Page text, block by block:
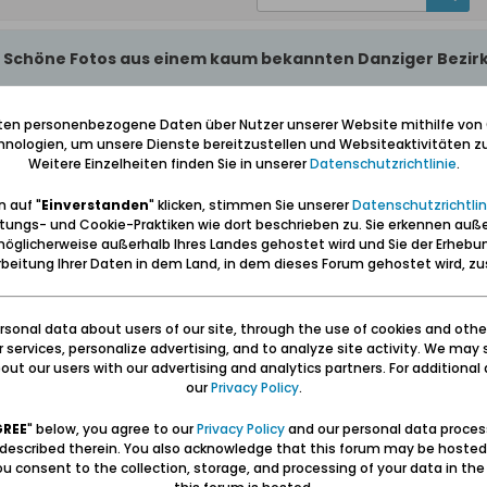
Fotos aus einem kaum bekannten Danziger
liegt der im Forum kaum bekannte Stadtbezirk (Stadtteil) Kokoszki
https://pl.wikipedia.org/wiki/Kokoszki_(Gda%C5%84sk)
>
https://de.wikipedia.org/wiki/Kokoszki_(Gda%C5%84sk)
(dt. Google-Übersetzung der polnischen Wikipedia-Seite):
,
nach links orientieren): >http://mapa.gdansk.gda.pl/ipg/app/
Fotowettbewerb, bei dem Fotos zum Thema Kokoszki bewertet
verlinkte gdansk.pl-Artikel von heute und zeigt dazu die 7 besten
Koko...szczan,a,96546(polnisch),
transla...-text=&act=url(deutsch).
personenbezogene Daten über Nutzer unserer Website mithilfe von
um unsere Dienste bereitzustellen und Websiteaktivitäten
Weitere Einzelheiten finden Sie in unsererDatenschutzrichtlinie.
auf "Einverstanden" klicken, stimmen Sie unserer
und Cookie-Praktiken wie dort beschrieben zu. Sie erkennen
außerhalb Ihres Landes gehostet wird und Sie der
Ihrer Daten in dem Land, in dem dieses Forum gehostet wird,
data about users of our site, through the use of cookies and
services, personalize advertising, and to analyze site activity. We may
our users with our advertising and analytics partners. For additional
ourPrivacy Policy.
" below, you agree to ourPrivacy Policyand our personal data
therein. You also acknowledge that this forum may be
consent to the collection, storage, and processing of your data in